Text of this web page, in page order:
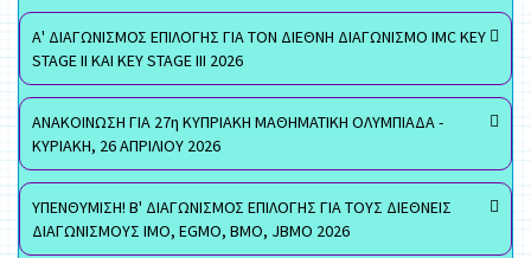
Α' ΔΙΑΓΩΝΙΣΜΟΣ ΕΠΙΛΟΓΗΣ ΓΙΑ ΤΟΝ ΔΙΕΘΝΗ ΔΙΑΓΩΝΙΣΜΟ IMC KEY
STAGE II ΚΑΙ KEY STAGE III 2026
ΑΝΑΚΟΙΝΩΣΗ ΓΙΑ 27η ΚΥΠΡΙΑΚΗ ΜΑΘΗΜΑΤΙΚΗ ΟΛΥΜΠΙΑΔΑ -
ΚΥΡΙΑΚΗ, 26 ΑΠΡΙΛΙΟΥ 2026
ΥΠΕΝΘΥΜΙΣΗ! Β' ΔΙΑΓΩΝΙΣΜΟΣ ΕΠΙΛΟΓΗΣ ΓΙΑ ΤΟΥΣ ΔΙΕΘΝΕΙΣ
ΔΙΑΓΩΝΙΣΜΟΥΣ ΙΜΟ, EGMO, ΒΜΟ, JBMO 2026